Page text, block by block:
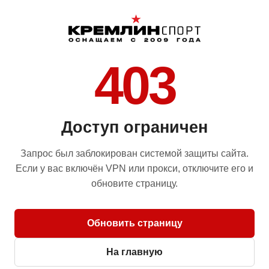
403
Доступ ограничен
Запрос был заблокирован системой защиты сайта.
Если у вас включён VPN или прокси, отключите его и
обновите страницу.
Обновить страницу
На главную